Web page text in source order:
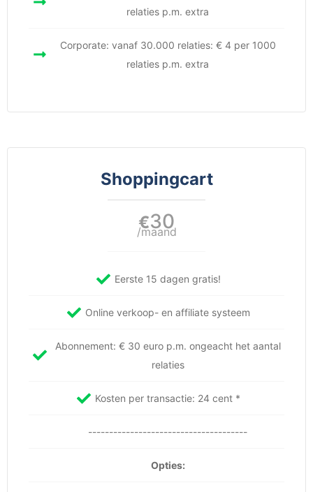
relaties p.m. extra
Corporate: vanaf 30.000 relaties: € 4 per 1000
relaties p.m. extra
Shoppingcart
€30
/maand
Eerste 15 dagen gratis!
Online verkoop- en affiliate systeem
Abonnement: € 30 euro p.m. ongeacht het aantal
relaties
Kosten per transactie: 24 cent *
--------------------------------------
Opties: